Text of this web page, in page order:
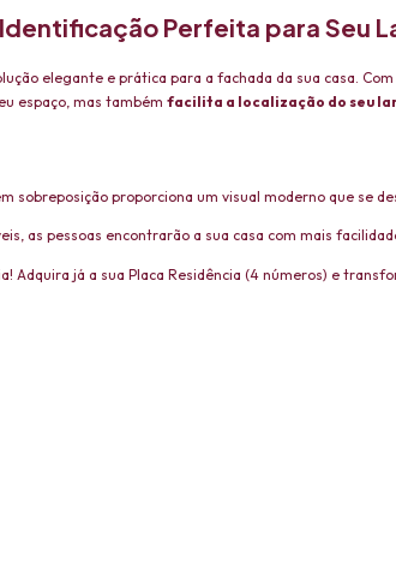
Perfeita para Seu
elegante e prática para a fachada da sua casa.
espaço, mas também facilita a localização do seu
sobreposição proporciona um visual moderno que se
as pessoas encontrarão a sua casa com mais
Adquira já a sua Placa Residência (4 números) e